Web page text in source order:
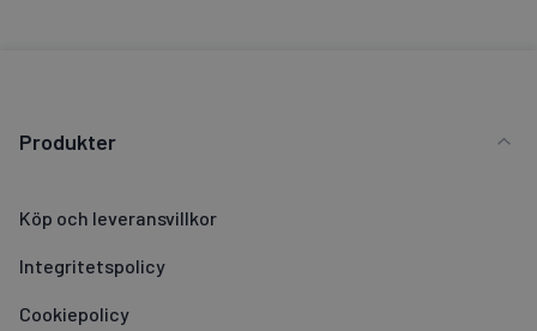
Produkter
Köp och leveransvillkor
Integritetspolicy
Cookiepolicy